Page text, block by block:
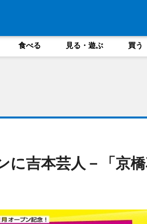
食べる 見る・遊ぶ 買う
に吉本芸人－「京